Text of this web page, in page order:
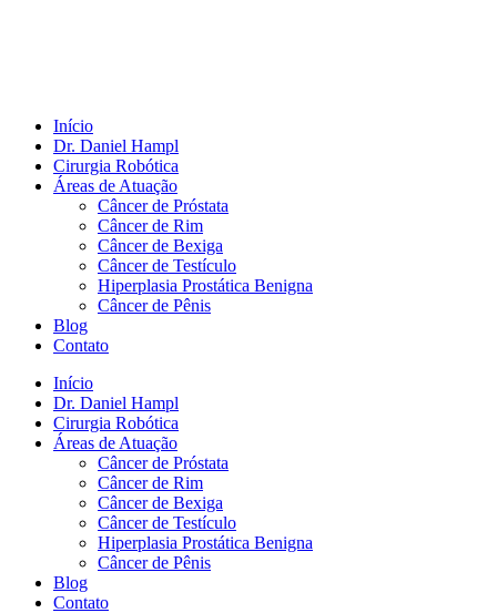
Início
Dr. Daniel Hampl
Cirurgia Robótica
Áreas de Atuação
Câncer de Próstata
Câncer de Rim
Câncer de Bexiga
Câncer de Testículo
Hiperplasia Prostática Benigna
Câncer de Pênis
Blog
Contato
Início
Dr. Daniel Hampl
Cirurgia Robótica
Áreas de Atuação
Câncer de Próstata
Câncer de Rim
Câncer de Bexiga
Câncer de Testículo
Hiperplasia Prostática Benigna
Câncer de Pênis
Blog
Contato